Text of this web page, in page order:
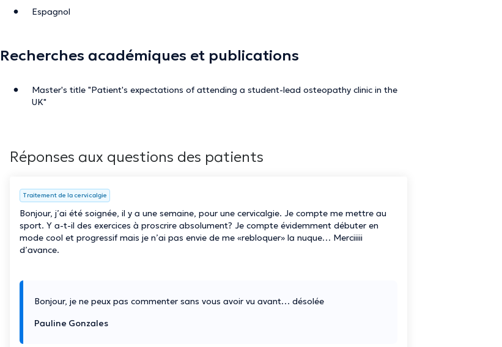
Espagnol
Recherches académiques et publications
Master's title "Patient's expectations of attending a student-lead osteopathy clinic in the
UK"
Réponses aux questions des patients
Traitement de la cervicalgie
Bonjour, j’ai été soignée, il y a une semaine, pour une cervicalgie. Je compte me mettre au
sport. Y a-t-il des exercices à proscrire absolument? Je compte évidemment débuter en
mode cool et progressif mais je n’ai pas envie de me «rebloquer» la nuque… Merciiiii
d’avance.
Bonjour, je ne peux pas commenter sans vous avoir vu avant… désolée
Pauline Gonzales